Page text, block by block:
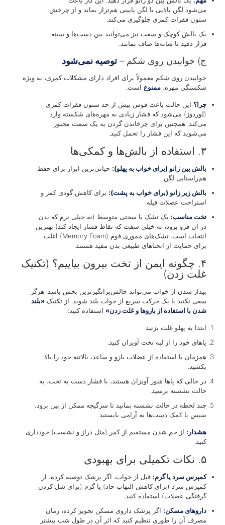
می‌شود لگن بالایی با لگن پایینی هم‌تراز بماند و از چرخش
ستون فقرات کمری جلوگیری می‌کند.
یک بالش کوچک و سفت نیز می‌توانید بین دست‌ها و سینه
قرار دهید تا شانه‌ها صاف بمانند.
ج) خوابیدن روی شکم –توصیه نمی‌شود
خوابیدن روی شکم معمولاً برای افراد دارای مشکلات کمری، به ویژه
شکستگی مهره، ممنوع است.
چرا؟ این حالت باعث قوس بیش از حد ستون فقرات کمری
(لوردوز) می‌شود که فشار زیادی به مهره‌های شکسته وارد
می‌کند. همچنین برای چرخاندن گردن به یک سمت مجبور
می‌شوید که این فشار را تحمل کنید.
۳. استفاده از بالش‌ها و کمکی‌ها
بالش بین زانو (برای خواب به پهلو): حیاتی‌ترین ابزار برای حفظ
هم‌راستایی لگن.
بالش زیر زانو (برای خواب به پشت): برای کاهش گودی کمر و
استراحت عضلات فیله.
تخت مناسب: یک تشک با سختی متوسط (نه خیلی نرم که بدن
در آن فرو برود، نه خیلی سفت که نقاط فشار ایجاد کند) بهترین
انتخاب است. تشک‌های مموری فوم (Memory Foam) اغلب
برای حمایت از انحناهای طبیعی بدن مفید هستند.
۴. چگونه ایمن از تخت بیرون بیاییم؟ (تکنیک
غلت زدن)
بیدار شدن از خواب می‌تواند چالش‌برانگیزترین بخش باشد. هرگز
سعی نکنید با یک حرکت سریع از خواب بلند شوید. از تکنیک «بلند
شدن با استفاده از بازوها و غلت زدن»استفاده کنید:
ابتدا به پهلو غلت بزنید.
پاهای خود را از لبه تخت آویزان کنید.
همزمان با استفاده از عضلات بازو و ساعد، بالاتنه خود را بالا
بکشید.
در حالی که پاها هنوز آویزان هستند، با فشار دست به تخت، به
حالت نشسته برسید.
چند لحظه در حالت نشسته بمانید تا سرگیجه ممکن از بین برود،
سپس با کمک دست‌ها به آرامی بایستید.
هشدار: از خم شدن مستقیم از کمر (مثل دراز و نشست) خودداری
کنید.
۵. نکات تکمیلی برای بهبودی
کمپرس سرد یا گرم: قبل از خواب، اگر پزشک توصیه کرده، از
کمپرس سرد (برای کاهش التهاب حاد) یا گرم (برای شل کردن
گرفتگی عضلات) استفاده کنید.
داروهای مسکن: اگر پزشک داروی مسکن تجویز کرده، زمان
مصرف آن را طوری تنظیم کنید که اثر آن در طول شب بیشتر